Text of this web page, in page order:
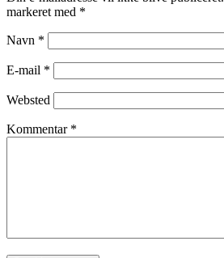
markeret med *
Navn *
E-mail *
Websted
Kommentar *